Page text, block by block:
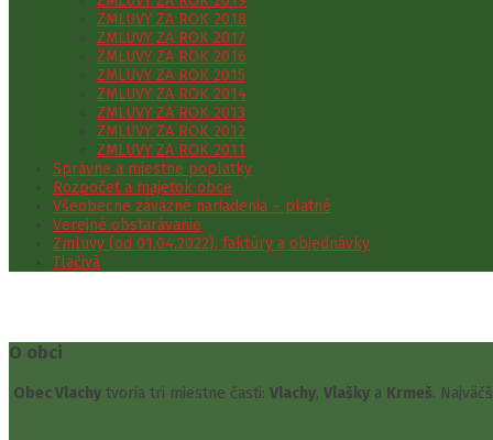
ZMLUVY ZA ROK 2018
ZMLUVY ZA ROK 2017
ZMLUVY ZA ROK 2016
ZMLUVY ZA ROK 2015
ZMLUVY ZA ROK 2014
ZMLUVY ZA ROK 2013
ZMLUVY ZA ROK 2012
ZMLUVY ZA ROK 2011
Správne a miestne poplatky
Rozpočet a majetok obce
Všeobecne záväzné nariadenia – platné
Verejné obstarávanie
Zmluvy (od 01.04.2022), faktúry a objednávky
Tlačivá
O obci
Obec Vlachy tvoria tri miestne časti: Vlachy, Vlašky a Krmeš.